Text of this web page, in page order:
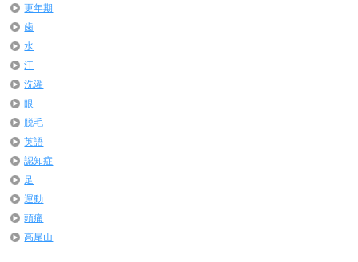
更年期
歯
水
汗
洗濯
眼
脱毛
英語
認知症
足
運動
頭痛
高尾山